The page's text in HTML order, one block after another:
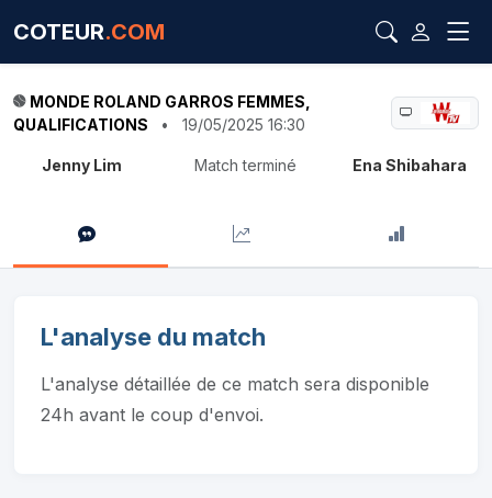
COTEUR.COM
MONDE ROLAND GARROS FEMMES,
QUALIFICATIONS
• 19/05/2025 16:30
Jenny Lim Match terminé Ena Shibahara
L'analyse du match
L'analyse détaillée de ce match sera disponible
24h avant le coup d'envoi.